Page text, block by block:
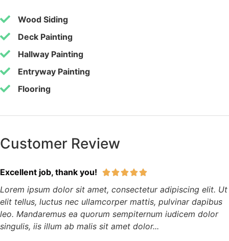
Wood Siding
Deck Painting
Hallway Painting
Entryway Painting
Flooring
Customer Review
Excellent job, thank you! 
Lorem ipsum dolor sit amet, consectetur adipiscing elit. Ut
elit tellus, luctus nec ullamcorper mattis, pulvinar dapibus
leo. Mandaremus ea quorum sempiternum iudicem dolor
singulis, iis illum ab malis sit amet dolor...